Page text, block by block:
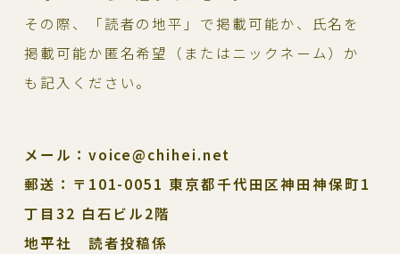
その際、「読者の地平」で掲載可能か、氏名を
掲載可能か匿名希望（またはニックネーム）か
も記入ください。
メール：voice@chihei.net
郵送：〒101-0051 東京都千代田区神田神保町1
丁目32 白石ビル2階
地平社 読者投稿係